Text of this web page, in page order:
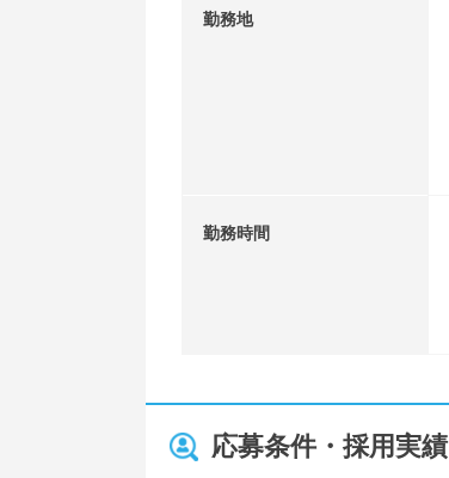
勤務地
勤務時間
応募条件・採用実績